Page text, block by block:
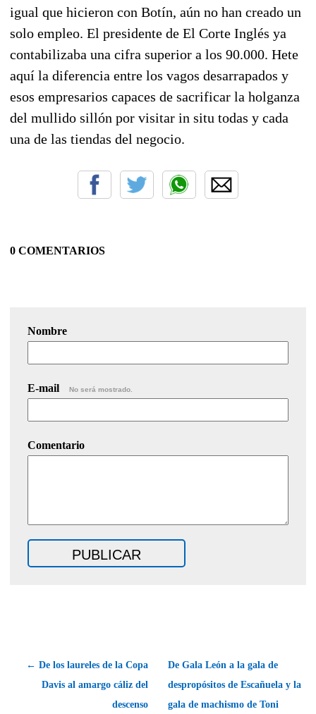
igual que hicieron con Botín, aún no han creado un
solo empleo. El presidente de El Corte Inglés ya
contabilizaba una cifra superior a los 90.000. Hete
aquí la diferencia entre los vagos desarrapados y
esos empresarios capaces de sacrificar la holganza
del mullido sillón por visitar in situ todas y cada
una de las tiendas del negocio.
0 COMENTARIOS
Nombre
E-mail No será mostrado.
Comentario
← De los laureles de la Copa
Davis al amargo cáliz del
descenso
De Gala León a la gala de
despropósitos de Escañuela y la
gala de machismo de Toni